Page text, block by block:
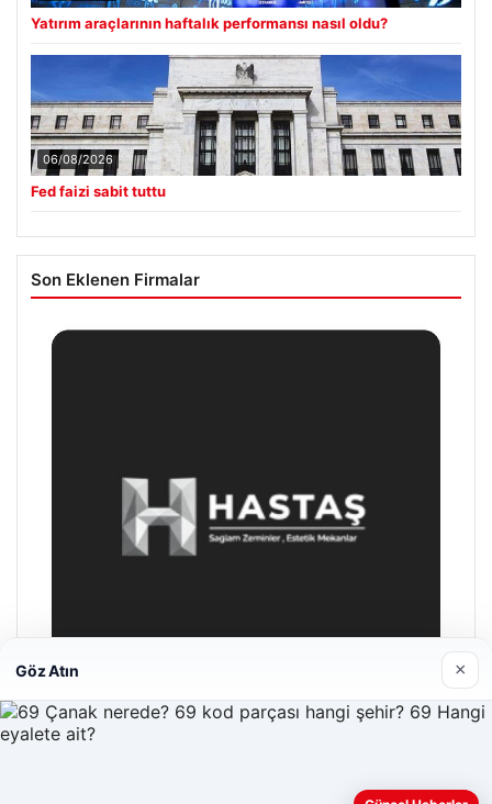
Yatırım araçlarının haftalık performansı nasıl oldu?
06/08/2026
Fed faizi sabit tuttu
Son Eklenen Firmalar
Göz Atın ×